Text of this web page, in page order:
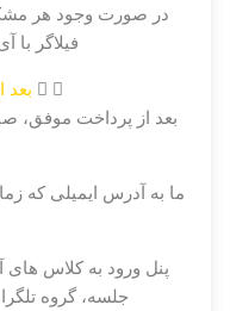
در صورت وجود هر
فیلاگر با
بعد
بعد از پرداخت موفق،
ما به آدرس ایمیلی که
پنل ورود به کلاس های
جلسه، گروه